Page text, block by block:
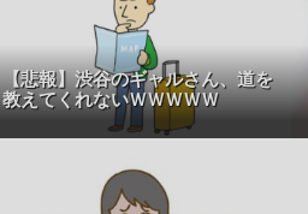
【悲報】渋谷のギャルさん、道を
教えてくれないＷＷＷＷＷ